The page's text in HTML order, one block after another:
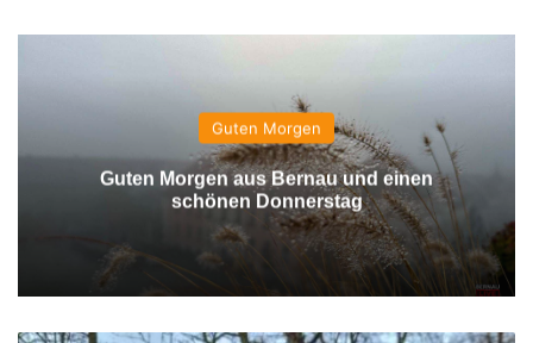
Guten Morgen
Guten Morgen aus Bernau und einen
schönen Donnerstag